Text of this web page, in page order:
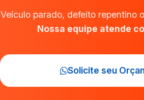
Veículo parado, defeito repentino
Nossa equipe atende
Solicite seu